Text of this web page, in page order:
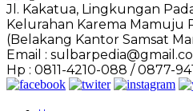
Jl. Kakatua, Lingkungan
Kelurahan Karema Mamuju
(Belakang Kantor Samsat
Email :
Hp : 0811-4210-088 / 0877-